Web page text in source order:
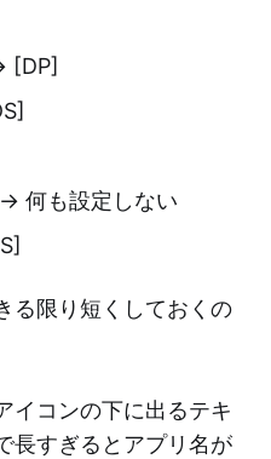
[DP]
何も設定しない
る限り短くしておくの
イコンの下に出るテキ
長すぎるとアプリ名が